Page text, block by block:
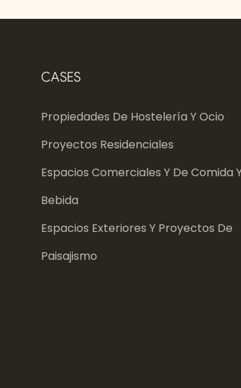
CASES
Propiedades De Hostelería Y Ocio
Proyectos Residenciales
Espacios Comerciales Y De Comida
Bebida
Espacios Exteriores Y Proyectos De
Paisajismo